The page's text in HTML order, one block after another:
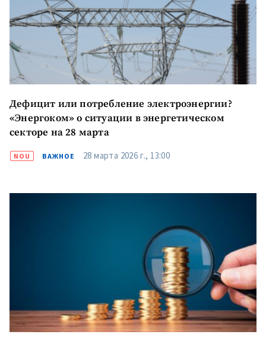
Дефицит или потребление электроэнергии?
«Энергоком» о ситуации в энергетическом
секторе на 28 марта
NOU ВАЖНОЕ 28 марта 2026 г., 13:00